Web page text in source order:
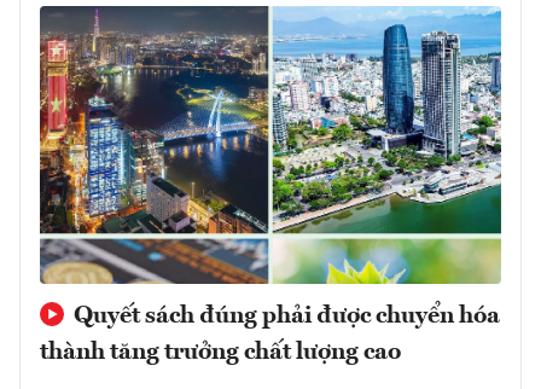
Quyết sách đúng phải được chuyển hóa
thành tăng trưởng chất lượng cao